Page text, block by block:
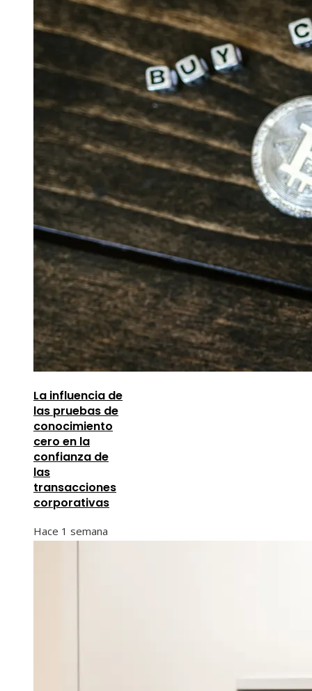
La influencia de
las pruebas de
conocimiento
cero en la
confianza de
las
transacciones
corporativas
Hace 1 semana